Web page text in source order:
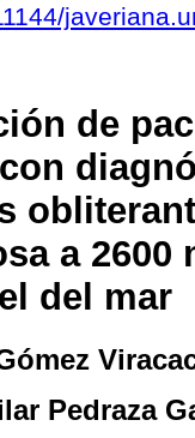
de
a 2600
del mar
Pedraza